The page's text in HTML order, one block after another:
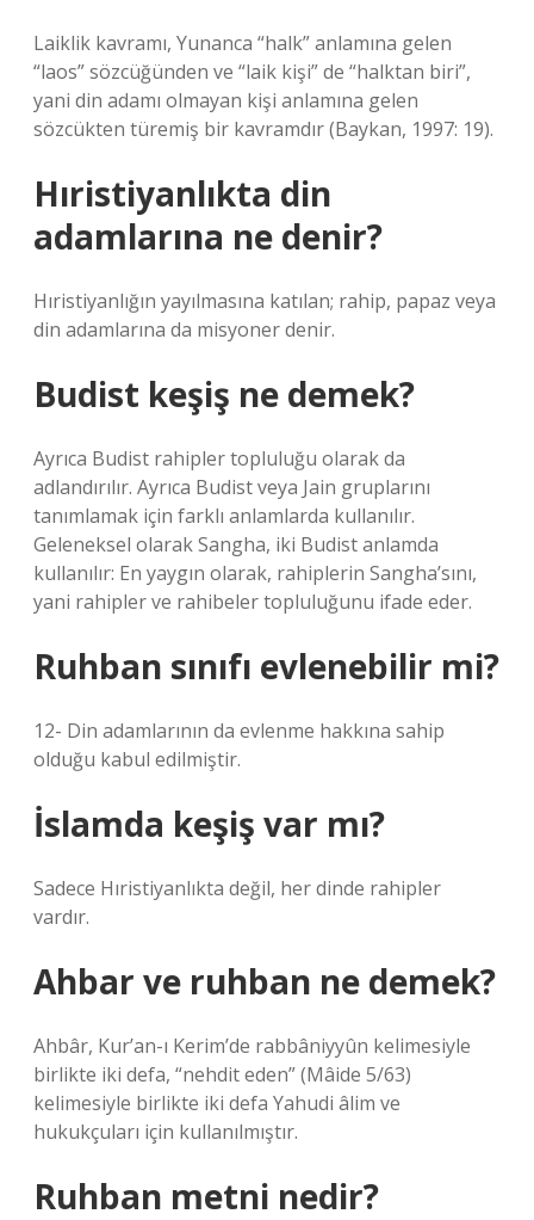
Laiklik kavramı, Yunanca “halk” anlamına gelen
“laos” sözcüğünden ve “laik kişi” de “halktan biri”,
yani din adamı olmayan kişi anlamına gelen
sözcükten türemiş bir kavramdır (Baykan, 1997: 19).
Hıristiyanlıkta din
adamlarına ne denir?
Hıristiyanlığın yayılmasına katılan; rahip, papaz veya
din adamlarına da misyoner denir.
Budist keşiş ne demek?
Ayrıca Budist rahipler topluluğu olarak da
adlandırılır. Ayrıca Budist veya Jain gruplarını
tanımlamak için farklı anlamlarda kullanılır.
Geleneksel olarak Sangha, iki Budist anlamda
kullanılır: En yaygın olarak, rahiplerin Sangha’sını,
yani rahipler ve rahibeler topluluğunu ifade eder.
Ruhban sınıfı evlenebilir mi?
12- Din adamlarının da evlenme hakkına sahip
olduğu kabul edilmiştir.
İslamda keşiş var mı?
Sadece Hıristiyanlıkta değil, her dinde rahipler
vardır.
Ahbar ve ruhban ne demek?
Ahbâr, Kur’an-ı Kerim’de rabbâniyyûn kelimesiyle
birlikte iki defa, “nehdit eden” (Mâide 5/63)
kelimesiyle birlikte iki defa Yahudi âlim ve
hukukçuları için kullanılmıştır.
Ruhban metni nedir?